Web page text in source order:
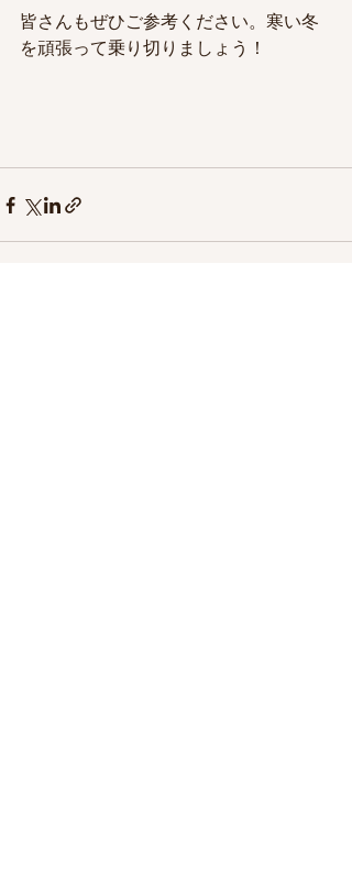
皆さんもぜひご参考ください。寒い冬
を頑張って乗り切りましょう！